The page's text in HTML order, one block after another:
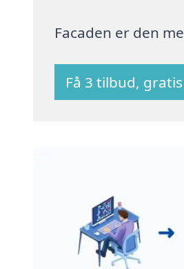
Facaden er den
Få 3 tilbud,